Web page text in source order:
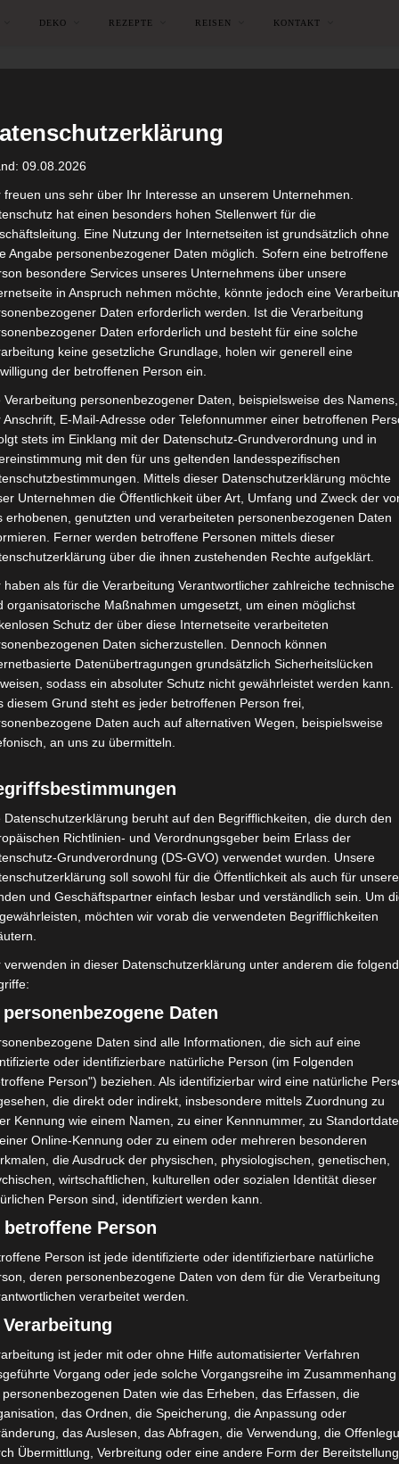
DEKO REZEPTE REISEN KONTAKT
AUSZEIT DEKORATIONEN DESIGN GARTEN SOMMER
Lamzac, das Luftsofa
Hej meine Lieben,
die zweite Ferienwoche der Sommerferien ist bereits verstrichen.
Die Sommerkleider hängen noch im Schrank.
Wetterkapriolen sind derzeit Gummistiefel das ideale
es stürmt und regnet und die Sonne war in den letzten
Ferien im Freibad mit ihren Freuden verbringen, Eis essen
es Unwetter jeglicher Art und vom „Summerfeeling“ ist hier
kein schlechtes Wetter, daher lassen wir uns die
Tage für Ausflüge, Museumsbesuche oder
dass wir noch ein paar schöne sommerliche
Ist bei Euch schon der Sommer eingekehrt?
ein paar Sonnenstrahlen zeigen, nutzen wir diese Momente
Kennt Ihr bereits das neue Luftsofa „Lamzac“ von Fatboy?
Ich durfte diese Woche den Fatboy Lamzac testen.
Ferienbeschäftigung, da ich die Beiden gleich als „Chill-
mit einem gekühlten Drink und etwas zum Schmökern
Ist doch klar, ganz entspannt … so muss es sein!
sich aushalten und es zieht ein wenig Ferienstimmung ins
09.08.2026
freuen uns sehr über Ihr Interesse an unserem Unternehmen.
hat einen besonders hohen Stellenwert für die
Eine Nutzung der Internetseiten ist grundsätzlich ohne
Angabe personenbezogener Daten möglich. Sofern eine betroffene
besondere Services unseres Unternehmens über unsere
in Anspruch nehmen möchte, könnte jedoch eine
Daten erforderlich werden. Ist die Verarbeitung
Daten erforderlich und besteht für eine solche
keine gesetzliche Grundlage, holen wir generell eine
der betroffenen Person ein.
Verarbeitung personenbezogener Daten, beispielsweise des Namens,
Anschrift, E-Mail-Adresse oder Telefonnummer einer betroffenen
stets im Einklang mit der Datenschutz-Grundverordnung und in
mit den für uns geltenden landesspezifischen
Mittels dieser Datenschutzerklärung möchte
Unternehmen die Öffentlichkeit über Art, Umfang und Zweck der
erhobenen, genutzten und verarbeiteten personenbezogenen Daten
Ferner werden betroffene Personen mittels dieser
über die ihnen zustehenden Rechte aufgeklärt.
haben als für die Verarbeitung Verantwortlicher zahlreiche technische
organisatorische Maßnahmen umgesetzt, um einen möglichst
Schutz der über diese Internetseite verarbeiteten
Daten sicherzustellen. Dennoch können
Datenübertragungen grundsätzlich Sicherheitslücken
sodass ein absoluter Schutz nicht gewährleistet werden kann.
diesem Grund steht es jeder betroffenen Person frei,
Daten auch auf alternativen Wegen, beispielsweise
an uns zu übermitteln.
Datenschutzerklärung beruht auf den Begrifflichkeiten, die durch den
Richtlinien- und Verordnungsgeber beim Erlass der
Grundverordnung (DS-GVO) verwendet wurden. Unsere
soll sowohl für die Öffentlichkeit als auch für unsere
und Geschäftspartner einfach lesbar und verständlich sein. Um
möchten wir vorab die verwendeten Begrifflichkeiten
verwenden in dieser Datenschutzerklärung unter anderem die
personenbezogene Daten
Daten sind alle Informationen, die sich auf eine
oder identifizierbare natürliche Person (im Folgenden
Person") beziehen. Als identifizierbar wird eine natürliche
die direkt oder indirekt, insbesondere mittels Zuordnung zu
Kennung wie einem Namen, zu einer Kennnummer, zu
Online-Kennung oder zu einem oder mehreren besonderen
die Ausdruck der physischen, physiologischen, genetischen,
wirtschaftlichen, kulturellen oder sozialen Identität dieser
Person sind, identifiziert werden kann.
betroffene Person
Person ist jede identifizierte oder identifizierbare natürliche
deren personenbezogene Daten von dem für die Verarbeitung
verarbeitet werden.
ist jeder mit oder ohne Hilfe automatisierter Verfahren
Vorgang oder jede solche Vorgangsreihe im Zusammenhang
personenbezogenen Daten wie das Erheben, das Erfassen, die
das Ordnen, die Speicherung, die Anpassung oder
das Auslesen, das Abfragen, die Verwendung, die
Übermittlung, Verbreitung oder eine andere Form der Bereitstellung,